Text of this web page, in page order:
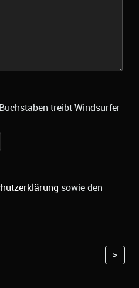
treibt Windsurfer
sowie den
>